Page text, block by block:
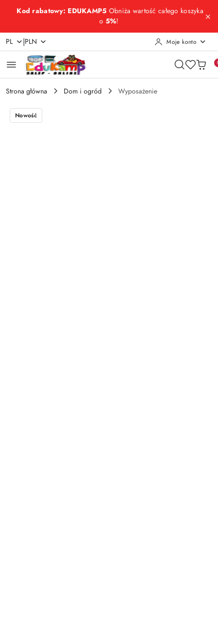
Przejdź do treści głównej
Przejdź do wyszukiwarki
Przejdź do moje konto
Przejdź do menu głównego
Przejdź do opisu produktu
Przejdź do stopki
Kod rabatowy: EDUKAMP5 Obniża wartość całego koszyka
o 5%!
PL |PLN Moje konto
Strona główna Dom i ogród Wyposażenie
Nowość